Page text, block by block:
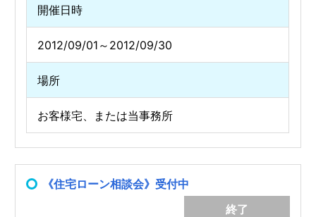
開催日時
2012/09/01～2012/09/30
場所
お客様宅、または当事務所
《住宅ローン相談会》受付中
終了